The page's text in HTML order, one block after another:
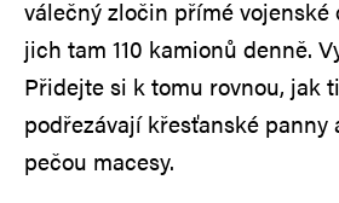
válečný zločin přímé vojenské
jich tam 110 kamionů denně.
Přidejte si k tomu rovnou, jak
podřezávají křesťanské panny
pečou macesy.